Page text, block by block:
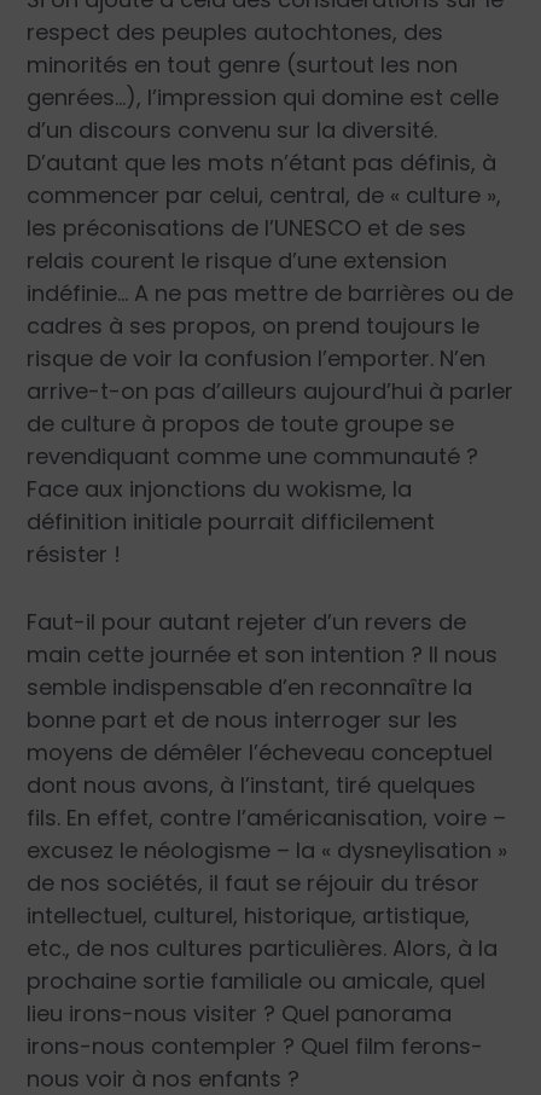
respect des peuples autochtones, des
minorités en tout genre (surtout les non
genrées…), l’impression qui domine est celle
d’un discours convenu sur la diversité.
D’autant que les mots n’étant pas définis, à
commencer par celui, central, de « culture »,
les préconisations de l’UNESCO et de ses
relais courent le risque d’une extension
indéfinie… A ne pas mettre de barrières ou de
cadres à ses propos, on prend toujours le
risque de voir la confusion l’emporter. N’en
arrive-t-on pas d’ailleurs aujourd’hui à parler
de culture à propos de toute groupe se
revendiquant comme une communauté ?
Face aux injonctions du wokisme, la
définition initiale pourrait difficilement
résister !
Faut-il pour autant rejeter d’un revers de
main cette journée et son intention ? Il nous
semble indispensable d’en reconnaître la
bonne part et de nous interroger sur les
moyens de démêler l’écheveau conceptuel
dont nous avons, à l’instant, tiré quelques
fils. En effet, contre l’américanisation, voire –
excusez le néologisme – la « dysneylisation »
de nos sociétés, il faut se réjouir du trésor
intellectuel, culturel, historique, artistique,
etc., de nos cultures particulières. Alors, à la
prochaine sortie familiale ou amicale, quel
lieu irons-nous visiter ? Quel panorama
irons-nous contempler ? Quel film ferons-
nous voir à nos enfants ?